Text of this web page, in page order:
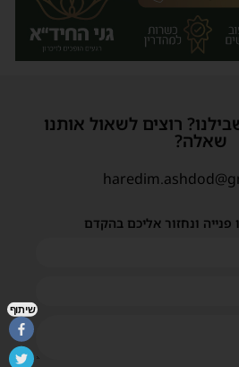
רוצים לשאול אותנו
שאלה?
פנייה ונחזור אליכם בהקדם
שיתוף